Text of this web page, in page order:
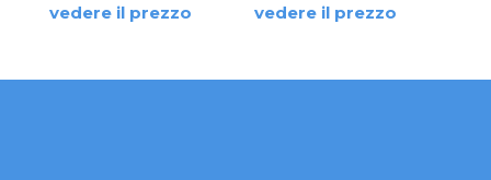
vedere il prezzo
vedere il prezzo